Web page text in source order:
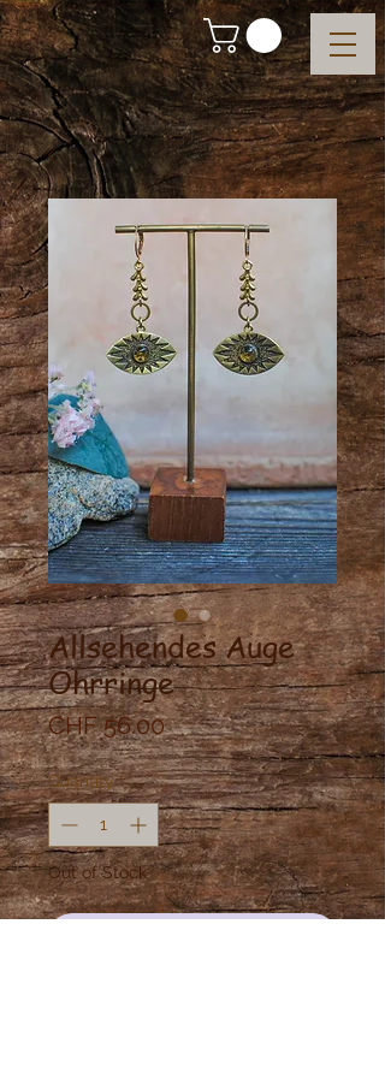
Allsehendes Auge
Ohrringe
CHF 56.00Price
Quantity *
Out of Stock